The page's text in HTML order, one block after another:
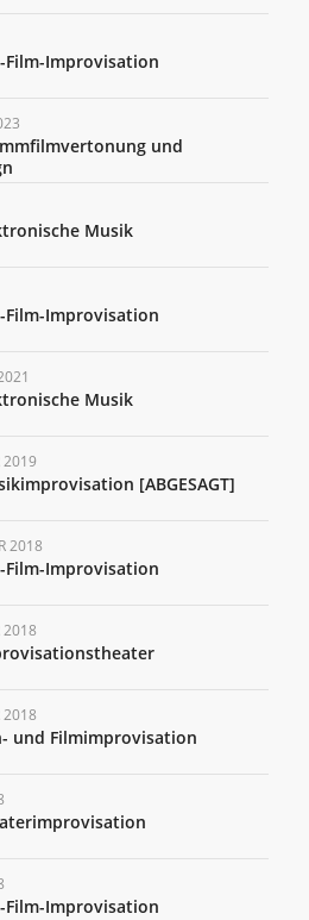
Film-Improvisation
und
Musik
Film-Improvisation
Musik
2019
[ABGESAGT]
2018
Film-Improvisation
2018
2018
und Filmimprovisation
Film-Improvisation